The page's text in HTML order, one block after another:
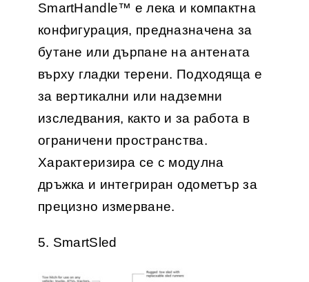
SmartHandle™ е лека и компактна
конфигурация, предназначена за
бутане или дърпане на антената
върху гладки терени. Подходяща е
за вертикални или надземни
изследвания, както и за работа в
ограничени пространства.
Характеризира се с модулна
дръжка и интегриран одометър за
прецизно измерване.
5. SmartSled